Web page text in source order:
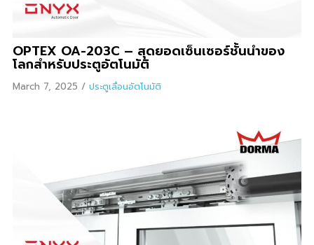
OPTEX OA-203C – สุดยอดเซ็นเซอร์ชั้นนำของ
โลกสำหรับประตูอัตโนมัติ
March 7, 2025 / ประตูเลื่อนอัตโนมัติ